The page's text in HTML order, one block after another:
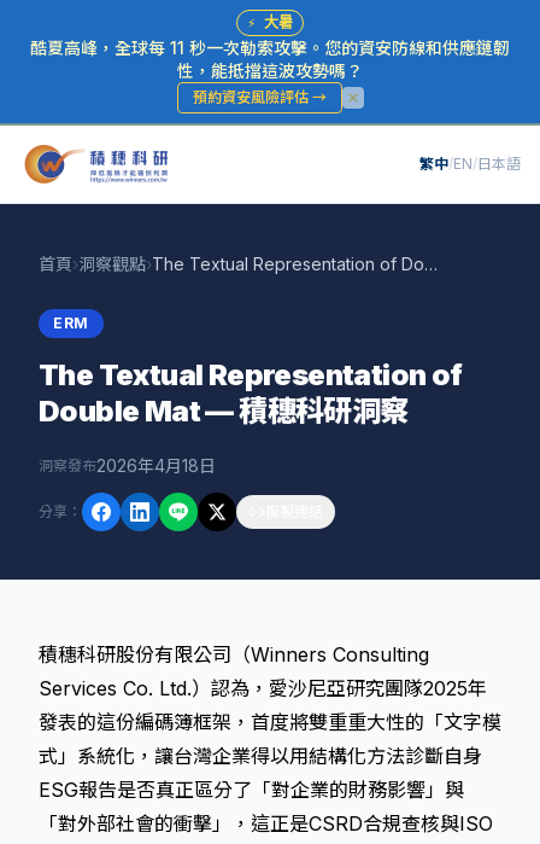
⚡ 大暑
酷夏高峰，全球每 11 秒一次勒索攻擊。您的資安防線和供應鏈韌
性，能抵擋這波攻勢嗎？
預約資安風險評估→
繁中/EN/日本語
首頁›洞察觀點› The Textual Representation of Double Mat — 積穗科研洞察
ERM
The Textual Representation of
Double Mat — 積穗科研洞察
洞察發布2026年4月18日
分享 ：
積穗科研股份有限公司（Winners Consulting
Services Co. Ltd.）認為，愛沙尼亞研究團隊2025年
發表的這份編碼簿框架，首度將雙重重大性的「文字模
式」系統化，讓台灣企業得以用結構化方法診斷自身
ESG報告是否真正區分了「對企業的財務影響」與
「對外部社會的衝擊」，這正是CSRD合規查核與ISO